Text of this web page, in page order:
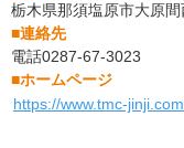
栃木県那須塩原市大原
■連絡先
電話0287-67-3023
■ホームページ
https://www.tmc-